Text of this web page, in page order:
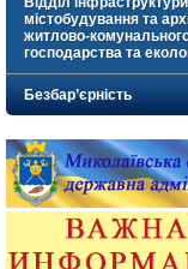
містобудування та
житлово-
господарства та
Безбар’єрність